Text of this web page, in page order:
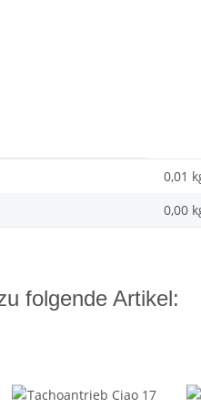
0,01
0,00
folgende Artikel: